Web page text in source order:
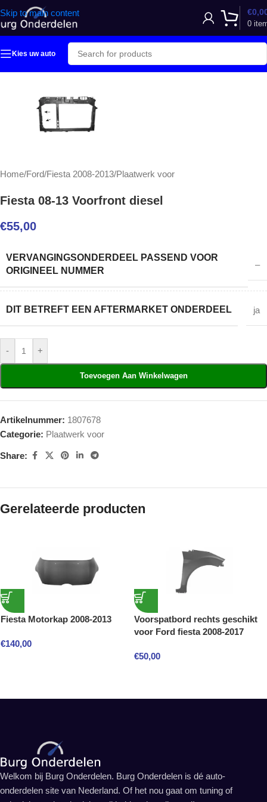
Skip to main content
0
€
Kies uw auto
Home/Ford/Fiesta 2008-2013/Plaatwerk voor
Fiesta 08-13 Voorfront diesel
€55,00
VERVANGINGSONDERDEEL PASSEND VOOR
ORIGINEEL NUMMER
–
DIT BETREFT EEN AFTERMARKET ONDERDEEL ja
- +
Toevoegen Aan Winkelwagen
Artikelnummer: 1807678
Categorie: Plaatwerk voor
Share:
Gerelateerde producten
Fiesta Motorkap 2008-2013
€140,00
Voorspatbord rechts geschikt
voor Ford fiesta 2008-2017
€50,00
Welkom bij Burg Onderdelen. Burg Onderdelen is dé auto-
onderdelen site van Nederland. Of het nou gaat om tuning of